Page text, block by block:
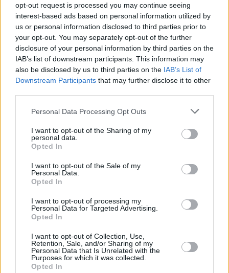
opt-out request is processed you may continue seeing
interest-based ads based on personal information utilized by
us or personal information disclosed to third parties prior to
your opt-out. You may separately opt-out of the further
disclosure of your personal information by third parties on the
IAB’s list of downstream participants. This information may
also be disclosed by us to third parties on the IAB’s List of
Downstream Participants that may further disclose it to other
Personal Data Processing Opt Outs
I want to opt-out of the Sharing of my
personal data.
Opted In
I want to opt-out of the Sale of my
Personal Data.
Opted In
I want to opt-out of processing my
Personal Data for Targeted Advertising.
Opted In
I want to opt-out of Collection, Use,
Retention, Sale, and/or Sharing of my
Personal Data that Is Unrelated with the
Purposes for which it was collected.
Opted In
A las 4:39 horas de esta madrugada,
en la céntrica calle El Greco, cerca de
la Playa del Reducto, en Arrecife, se
declaró un incendio en un edificio de
tres plantas. Al parecer, el incendio
tuvo su origen al arder un colchón y
varias maderas que estaban a la
entrada del edificio de viviendas, en la
caja de escalera.
Escribir un comentario
9 Diciembre 2019 - 09:26
Escrito por Redaccion
Un incendio obliga a
desalojar a 19 personas de
un edificio en Arrecife y a
desplazar a 2 mujeres y 2
niños Hospital